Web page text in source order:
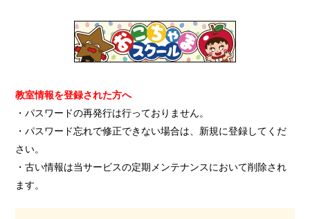
教室情報を登録された方へ
・パスワードの再発行は行っておりません。
・パスワード忘れで修正できない場合は、新規に登録してくだ
さい。
・古い情報は当サービスの定期メンテナンスにおいて削除され
ます。